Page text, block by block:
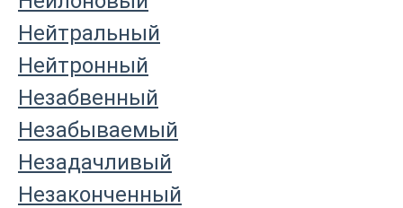
Нейтральный
Нейтронный
Незабвенный
Незабываемый
Незадачливый
Незаконченный